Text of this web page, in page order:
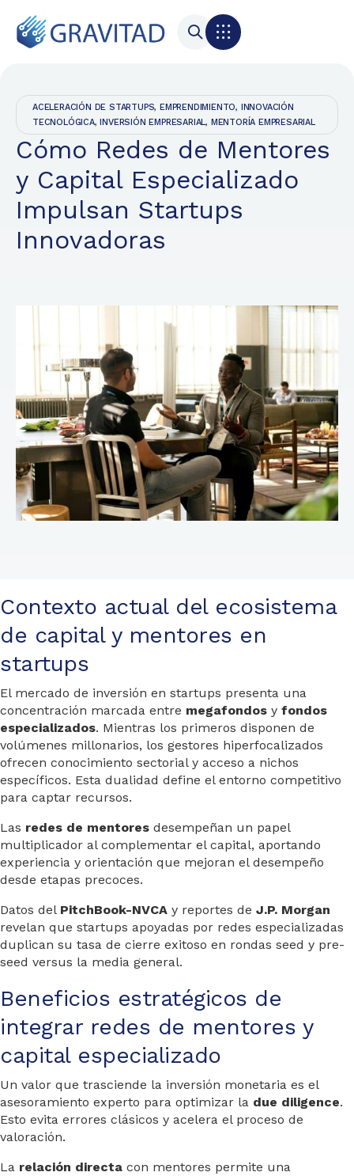
ACELERACIÓN DE STARTUPS,EMPRENDIMIENTO, INNOVACIÓN
TECNOLÓGICA,INVERSIÓN EMPRESARIAL, MENTORÍA EMPRESARIAL
Cómo Redes de Mentores
y Capital Especializado
Impulsan Startups
Innovadoras
Contexto actual del ecosistema
de capital y mentores en
startups
El mercado de inversión en startups presenta una
concentración marcada entre megafondos y fondos
especializados. Mientras los primeros disponen de
volúmenes millonarios, los gestores hiperfocalizados
ofrecen conocimiento sectorial y acceso a nichos
específicos. Esta dualidad define el entorno competitivo
para captar recursos.
Las redes de mentores desempeñan un papel
multiplicador al complementar el capital, aportando
experiencia y orientación que mejoran el desempeño
desde etapas precoces.
Datos del PitchBook-NVCA y reportes de J.P. Morgan
revelan que startups apoyadas por redes especializadas
duplican su tasa de cierre exitoso en rondas seed y pre-
seed versus la media general.
Beneficios estratégicos de
integrar redes de mentores y
capital especializado
Un valor que trasciende la inversión monetaria es el
asesoramiento experto para optimizar la due diligence.
Esto evita errores clásicos y acelera el proceso de
valoración.
La relación directa con mentores permite una